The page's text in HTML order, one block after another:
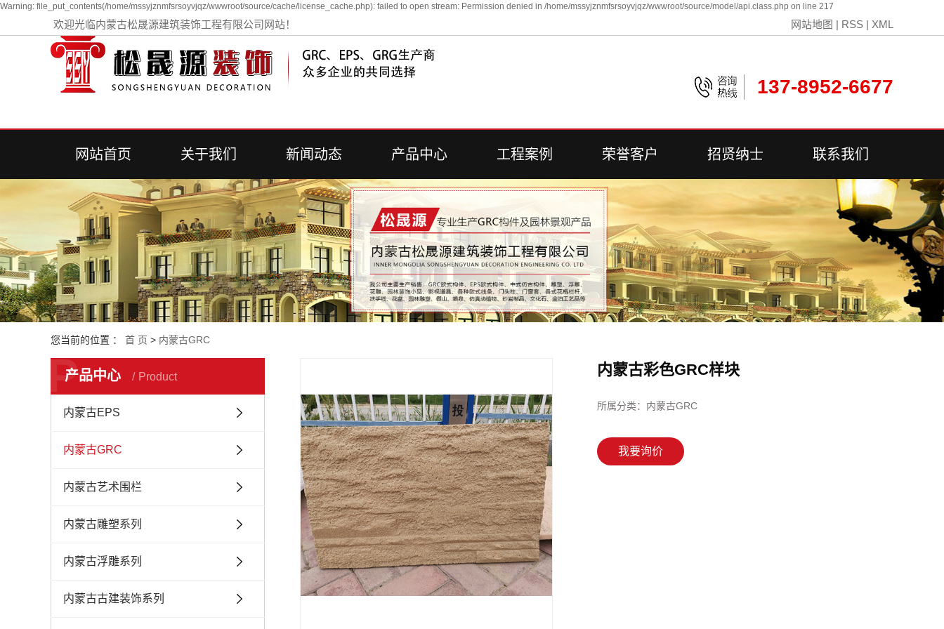
Warning: file_put_contents(/home/mssyjznmfsrsoyvjqz/wwwroot/source/cache/license_cache.php): failed to open stream: Permission denied in /home/mssyjznmfsrsoyvjqz/wwwroot/source/model/api.class.php on line 217
欢迎光临内蒙古松晟源建筑装饰工程有限公司网站！ 网站地图 | RSS | XML
137-8952-6677
网站首页 关于我们
公司简介
新闻动态
公司新闻
行业新闻
常见问答
产品中心
内蒙古EPS
内蒙古GRC
内蒙古艺术围栏
内蒙古雕塑系列
内蒙古浮雕系列
内蒙古古建装饰系列
系列
工程案例
工程案例
荣誉客户 招贤纳士 联系我们
联系我们
您当前的位置 ： 首 页 > 内蒙古GRC
产品中心 Product
P
内蒙古EPS
内蒙古GRC
内蒙古艺术围栏
内蒙古雕塑系列
内蒙古浮雕系列
内蒙古古建装饰系列
内蒙古彩色GRC样块
所属分类： 内蒙古GRC
我要询价